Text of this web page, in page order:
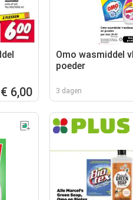
€ 6,00
Omo wasmiddel
poeder
3 dagen